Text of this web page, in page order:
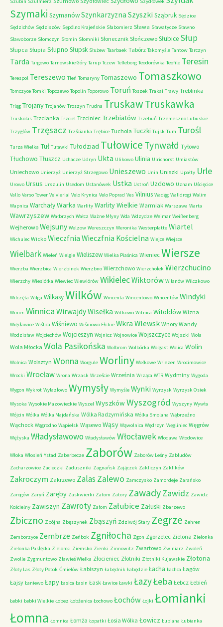
Szymaki SzymanówSzynkarzyzna Szyszki Sząbruk Sędzice
Sędzichów Sędziszów Sępólno Krajeńskie Słabomierz Sława Sławatycze Sławno
Sławoborze Słomczyn Słomin Słomniki Słonecznik Słończewo Słubice Słup
Słupca Słupia Słupno Słupsk Służew Taarbaek Tabórz Takomyśle Tantow Tarczyn
Tarda Targowo Tarnowskie Góry Tarup Tczew Telleborg Teodorówka Teofile Teresin
Terespol Tereszewo Tleń Tomaryny Tomaszewo Tomaszkowo
Tomczyce Tomki Topczewo Topolin Toporowo Toruń Toszek Trakai Trawy Treblinka
Trląg Trojany Trojanów Troszyn Trudna TruskawTruskawka
Truskolas Trzcianka Trzciel Trzciniec Trzebiatów Trzebuń Trzemeszno Lubuskie
Trzygłów Trzęsacz Trzścianka Trębice Tuchola Tuczki Tujsk Tum Turośl
Turza Wielka Tuł Tuławki Tułodziad Tułowice Tynwałd Tyłowo
Tłuchowo Tłuszcz Uchacze Udryn Ukta Ulikowo Ulinia Ulrichorst Umiastów
Uniechowo Unierzyż Unierzyż Strzegowo Unieszewo Unin Uniszki Upałty Urle
Urowo Ursus Urszulin Usedom Ustanówek Ustka Ustroń Uzdowo Uznam Uścięcice
Vallo Varso Tower Veivieriai Velo Krynica Velo Poprad Ves Vilnius Wadąg Walidrogi Walim
Wapnica WarchałyWarka Warlity Warlity Wielkie Warmiak Warszawa Warta
Wawrzyszew Wałbrzych Wałcz Ważne Młyny Wda Wdzydze Weimar Weißenberg
Wejherowo Wejsuny Welzow Wereszczyn Weronika Westerplatte Wiartel
Wichulec Wicko Wieczfnia Wieczfnia Kościelna Wiejce Wiejsce
Wielbark Wieleń Wielgie Wieliszew Wielka Piaśnica Wieniec Wiersze
Wierzba Wierzbica Wierzbinek Wierzbno Wierzchowo Wierzchołek Wierzchucino
Wierzchy Wiesiółka Wiewiec Wiewiórów WikielecWiktorów Wilanów Wilczkowo
Wilczęta Wilga WilkasyWilków Wincenta Wincentowo Wincentów Windyki
Winiec Winnica WirwajdyWisełka Witkowo Witnica Witoldów Wizna
Więcławice Wiślica Wiśniewo Wiśniowo Ełckie Wkra Wlewsk Wnory Wandy
Wodzisław Wojciechów Wojcieszyn Wojnicz Wojnowice Wojszczyce Wojszki Wola
Wola Młocka Wola Pasikońska Wolbrom Wolbórka Wolgast Wolica Wolin
Wolnica Wolsztyn Wonna Worgule Worliny Wołkowe Wriezen Wrocimowice
Wrocki Wrocław Wrona Wrzask Wrzeście Września Wrząca WTR Wydminy Wygoda
Wygon Wykrot Wylazłowo Wymysły Wymyśle Wynki Wyrzysk Wyrzysk Osiek
Wysoka Wysokie Mazowieckie Wyszel WyszkówWyszogród Wyszyny Wywła
Wójcin Wólka Wólka Majdańska Wólka Radzymińska Wólka Smolana Wąbrzeźno
Wąchock Wągrodno Wąpielsk Wąsewo Wąsy Wąwolnica Wędrzyn Węgliniec Węgrów
Wężyska Władysławowo Władysławów Włocławek Włodawa Włodowice
Włoka Włosień Ystad Zaberbecze Zaborów Zaborów Leśny Zabłudów
Zacharzowice Zacieczki Zaduszniki Zagnańsk Zajączek Zakliczyn Zaklików
Zakroczym Zakrzewo ZalasZalewo Zamczysko Zamordeje Zarańsko
Zarogów Zaryń Zaręby Zaskwierki Zatom Zatory ZawadyZawidz Zawidz
Kościelny Zawiszyn Zawroty Załom Załubice Załuski Zbarzewo
Zbiczno Zbójna Zbąszynek Zbąszyń Zdziwój Stary Zegrze Zehren
Zemborzyce Zembrze Zeńbok Zgniłocha Zgon Zgorzelec Zielona Zielonka
Zielonka Pasłęcka Zielonki Ziemsko Zienki Zinnowitz Zwartowo Zwiniarz Zwoleń
Zwolle Zygmuntowo Zławieś Wielka Złocieniec Złotniki Złotniki Kujawskie Złotoria
Złoty Las Złoty Potok Ćmielów Łabiszyn Łabędnik Łabędzie Łacha Łachca Łagów
Łajsy Łaniewo Łapy Łasica Łasin Łask Ławice Ławki ŁazyŁeba Łebcz Łebień
Łebki Łebki Wielkie Łobez Łobżenica Łochowo Łochów Łojki Łomianki
Łomna Łomnica Łomża Łopatki Łosia Wólka Łowicz Łubiana Łubianka